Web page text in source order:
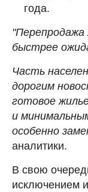
года.
быстрее
Часть
дорогим
готовое
и
особенно
аналитики.
В свою
исключением